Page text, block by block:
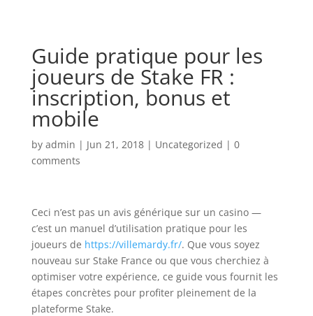
Guide pratique pour les
joueurs de Stake FR :
inscription, bonus et
mobile
by admin | Jun 21, 2018| Uncategorized | 0
comments
Ceci n’est pas un avis générique sur un casino —
c’est un manuel d’utilisation pratique pour les
joueurs de https://villemardy.fr/. Que vous soyez
nouveau sur Stake France ou que vous cherchiez à
optimiser votre expérience, ce guide vous fournit les
étapes concrètes pour profiter pleinement de la
plateforme Stake.